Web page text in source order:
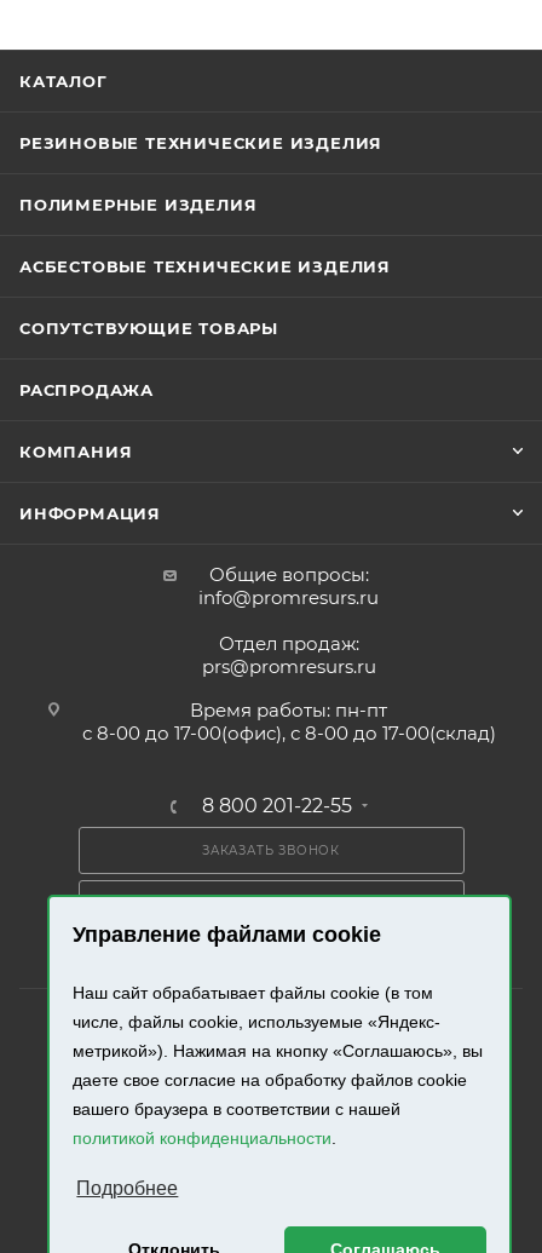
Управление файлами cookie
Наш сайт обрабатывает файлы cookie (в том
числе, файлы cookie, используемые «Яндекс-
метрикой»). Нажимая на кнопку «Соглашаюсь», вы
даете свое согласие на обработку файлов cookie
вашего браузера в соответствии с нашей
политикой конфиденциальности.
Подробнее
КАТАЛОГ
РЕЗИНОВЫЕ ТЕХНИЧЕСКИЕ ИЗДЕЛИЯ
ПОЛИМЕРНЫЕ ИЗДЕЛИЯ
АСБЕСТОВЫЕ ТЕХНИЧЕСКИЕ ИЗДЕЛИЯ
СОПУТСТВУЮЩИЕ ТОВАРЫ
РАСПРОДАЖА
КОМПАНИЯ
ИНФОРМАЦИЯ
Общие вопросы:
info@promresurs.ru
Отдел продаж:
prs@promresurs.ru
Время работы: пн-пт
с 8-00 до 17-00(офис), с 8-00 до 17-00(склад)
8 800 201-22-55
ЗАКАЗАТЬ ЗВОНОК
2026 © «Промресурс». Все права защищены.